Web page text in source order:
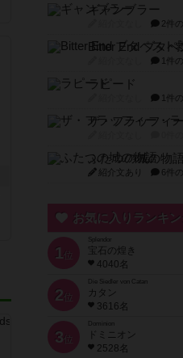
ギャンブラー
2件
1件
ラピード
1件
ザ・フラッフィ
ふたつの城の物語
紹介文あり 6件
お気に入りランキ
1 位
宝石の煌き
4040名
2 位
Die Siedler von Catan
カタン
3616名
3 位
ドミニオン
2528名